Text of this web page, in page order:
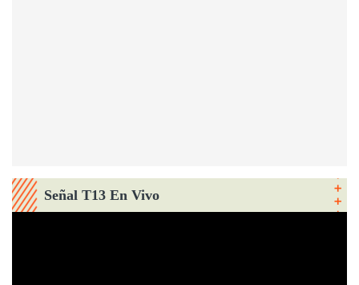
Señal T13 En Vivo